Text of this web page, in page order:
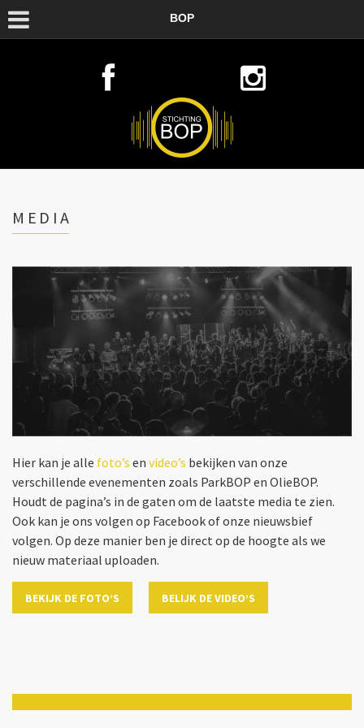
BOP
MEDIA
Hier kan je alle foto’s en video’s bekijken van onze
verschillende evenementen zoals ParkBOP en OlieBOP.
Houdt de pagina’s in de gaten om de laatste media te zien.
Ook kan je ons volgen op Facebook of onze nieuwsbief
volgen. Op deze manier ben je direct op de hoogte als we
nieuw materiaal uploaden.
BEKIJK DE FOTO’S BELIJK DE VIDEO’S